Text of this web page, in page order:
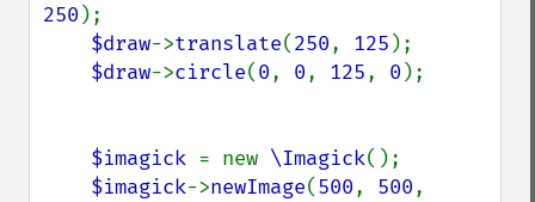
250 );
$draw->translate(250, 125 );
$draw->circle(0, 0, 125, 0 );
$imagick = new \Imagick();
$imagick->newImage(500, 500